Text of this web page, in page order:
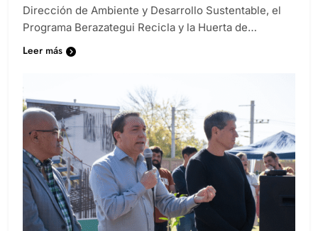
Dirección de Ambiente y Desarrollo Sustentable, el
Programa Berazategui Recicla y la Huerta de…
Leer más